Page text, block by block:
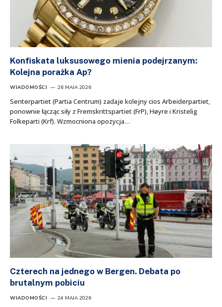
Konfiskata luksusowego mienia podejrzanym:
Kolejna porażka Ap?
WIADOMOŚCI 26 MAJA 2026
Senterpartiet (Partia Centrum) zadaje kolejny cios Arbeiderpartiet,
ponownie łącząc siły z Fremskrittspartiet (FrP), Høyre i Kristelig
Folkeparti (Krf). Wzmocniona opozycja…
Czterech na jednego w Bergen. Debata po
brutalnym pobiciu
WIADOMOŚCI 24 MAJA 2026